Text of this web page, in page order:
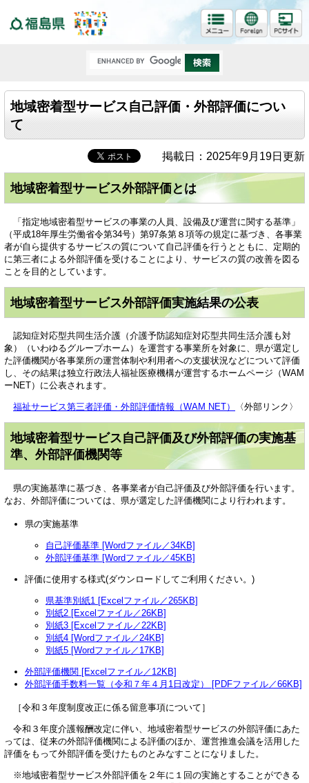
地域密着型サービス自己評価・外部評価につい
て
掲載日：2025年9月19日更新
地域密着型サービス外部評価とは
「指定地域密着型サービスの事業の人員、設備及び運営に関する基準」
（平成18年厚生労働省令第34号）第97条第８項等の規定に基づき、各事業
者が自ら提供するサービスの質について自己評価を行うとともに、定期的
に第三者による外部評価を受けることにより、サービスの質の改善を図る
ことを目的としています。
地域密着型サービス外部評価実施結果の公表
認知症対応型共同生活介護（介護予防認知症対応型共同生活介護も対
象）（いわゆるグループホーム）を運営する事業所を対象に、県が選定し
た評価機関が各事業所の運営体制や利用者への支援状況などについて評価
し、その結果は独立行政法人福祉医療機構が運営するホームページ（WAM
ーNET）に公表されます。
福祉サービス第三者評価・外部評価情報（WAM NET） 〈外部リンク〉
地域密着型サービス自己評価及び外部評価の実施基
準、外部評価機関等
県の実施基準に基づき、各事業者が自己評価及び外部評価を行います。
なお、外部評価については、県が選定した評価機関により行われます。
県の実施基準
自己評価基準 [Wordファイル／34KB]
外部評価基準 [Wordファイル／45KB]
評価に使用する様式(ダウンロードしてご利用ください。)
県基準別紙1 [Excelファイル／265KB]
別紙2 [Excelファイル／26KB]
別紙3 [Excelファイル／22KB]
別紙4 [Wordファイル／24KB]
別紙5 [Wordファイル／17KB]
外部評価機関 [Excelファイル／12KB]
外部評価手数料一覧（令和７年４月1日改定） [PDFファイル／66KB]
［令和３年度制度改正に係る留意事項について］
令和３年度介護報酬改定に伴い、地域密着型サービスの外部評価にあた
っては、従来の外部評価機関による評価のほか、運営推進会議を活用した
評価をもって外部評価を受けたものとみなすことになりました。
※地域密着型サービス外部評価を２年に１回の実施とすることができる